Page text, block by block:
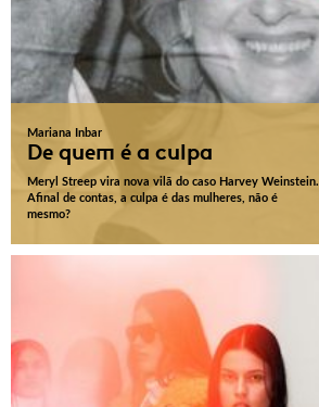
Mariana Inbar
De quem é a culpa
Meryl Streep vira nova vilã do caso Harvey Weinstein.
Afinal de contas, a culpa é das mulheres, não é
mesmo?